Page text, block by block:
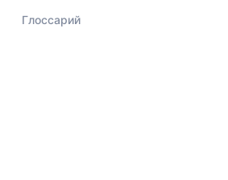
Глоссарий